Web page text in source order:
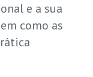
e a sua
como as